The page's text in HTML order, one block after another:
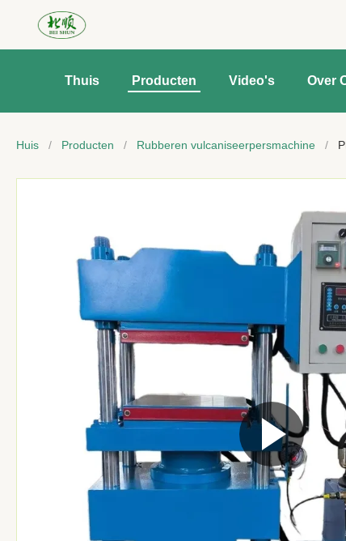
Thuis Producten Video's Over
Huis / Producten / Rubberen vulcaniseerpersmachine /